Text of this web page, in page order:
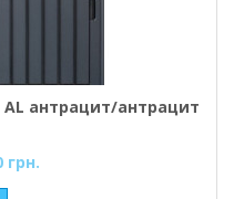
антрацит/антрацит
грн.